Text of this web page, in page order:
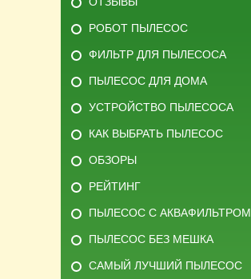
РОБОТ ПЫЛЕСОС
ФИЛЬТР ДЛЯ ПЫЛЕСОСА
ПЫЛЕСОС ДЛЯ ДОМА
УСТРОЙСТВО ПЫЛЕСОСА
КАК ВЫБРАТЬ ПЫЛЕСОС
ОБЗОРЫ
РЕЙТИНГ
ПЫЛЕСОС С АКВАФИЛЬТРОМ
ПЫЛЕСОС БЕЗ МЕШКА
САМЫЙ ЛУЧШИЙ ПЫЛЕСОС